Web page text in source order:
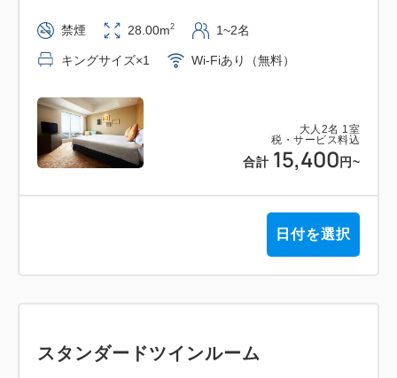
大人 2名 1室
税・サービス料込
合計 15,400 円~
禁煙 28.00m2 1~2名
キングサイズ×1 Wi-Fiあり（無料）
日付を選択
スタンダードツインルーム